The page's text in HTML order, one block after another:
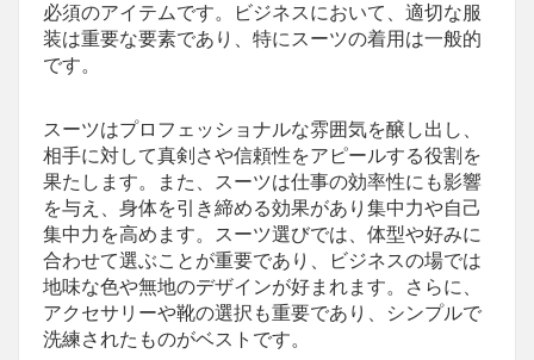
必須のアイテムです。ビジネスにおいて、適切な服
装は重要な要素であり、特にスーツの着用は一般的
です。
スーツはプロフェッショナルな雰囲気を醸し出し、
相手に対して真剣さや信頼性をアピールする役割を
果たします。また、スーツは仕事の効率性にも影響
を与え、身体を引き締める効果があり集中力や自己
集中力を高めます。スーツ選びでは、体型や好みに
合わせて選ぶことが重要であり、ビジネスの場では
地味な色や無地のデザインが好まれます。さらに、
アクセサリーや靴の選択も重要であり、シンプルで
洗練されたものがベストです。